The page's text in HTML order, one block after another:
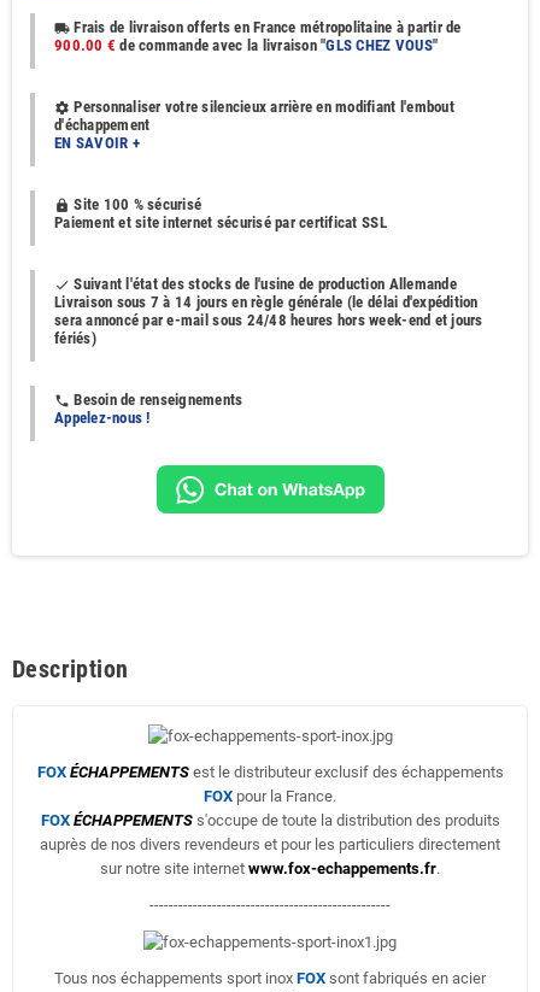
local_shipping Frais de livraison offerts en France métropolitaine à partir de
900.00 € de commande avec la livraison "GLS CHEZ VOUS"
settings Personnaliser votre silencieux arrière en modifiant l'embout
d'échappement
EN SAVOIR +
https Site 100 % sécurisé
Paiement et site internet sécurisé par certificat SSL
done Suivant l'état des stocks de l'usine de production Allemande
Livraison sous 7 à 14 jours en règle générale (le délai d'expédition
sera annoncé par e-mail sous 24/48 heures hors week-end et jours
fériés)
phone Besoin de renseignements
Appelez-nous !
Description
FOX ÉCHAPPEMENTSest le distributeur exclusif des échappements
FOX pour la France.
FOX ÉCHAPPEMENTSs'occupe de toute la distribution des produits
auprès de nos divers revendeurs et pour les particuliers directement
sur notre site internet www.fox-echappements.fr.
--------------------------------------------------
Tous nos échappements sport inox FOX sont fabriqués en acier